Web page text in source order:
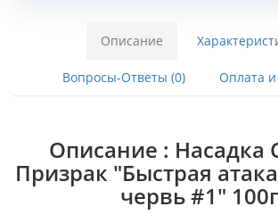
Описание
Вопросы-Ответы (0) Оплата и
Описание : Насадка
Призрак "Быстрая
червь #1" 100г